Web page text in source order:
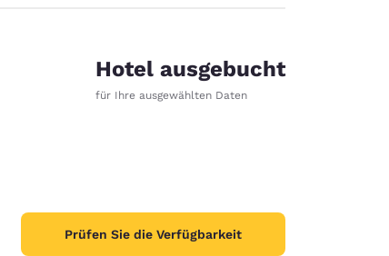
Hotel ausgebucht
für Ihre ausgewählten Daten
Prüfen Sie die Verfügbarkeit